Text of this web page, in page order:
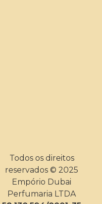
Todos os direitos
reservados © 2025
Empório Dubai
Perfumaria LTDA